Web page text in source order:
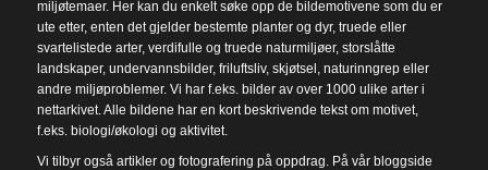
miljøtemaer. Her kan du enkelt søke opp de bildemotivene som du er
ute etter, enten det gjelder bestemte planter og dyr, truede eller
svartelistede arter, verdifulle og truede naturmiljøer, storslåtte
landskaper, undervannsbilder, friluftsliv, skjøtsel, naturinngrep eller
andre miljøproblemer. Vi har f.eks. bilder av over 1000 ulike arter i
nettarkivet. Alle bildene har en kort beskrivende tekst om motivet,
f.eks. biologi/økologi og aktivitet.
Vi tilbyr også artikler og fotografering på oppdrag. På vår bloggside